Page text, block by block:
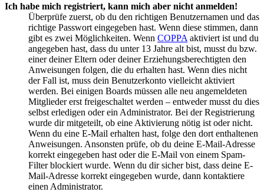
Ich habe mich registriert, kann mich aber nicht anmelden!
Überprüfe zuerst, ob du den richtigen Benutzernamen und das
richtige Passwort eingegeben hast. Wenn diese stimmen, dann
gibt es zwei Möglichkeiten. Wenn COPPA aktiviert ist und du
angegeben hast, dass du unter 13 Jahre alt bist, musst du bzw.
einer deiner Eltern oder deiner Erziehungsberechtigten den
Anweisungen folgen, die du erhalten hast. Wenn dies nicht
der Fall ist, muss dein Benutzerkonto vielleicht aktiviert
werden. Bei einigen Boards müssen alle neu angemeldeten
Mitglieder erst freigeschaltet werden – entweder musst du dies
selbst erledigen oder ein Administrator. Bei der Registrierung
wurde dir mitgeteilt, ob eine Aktivierung nötig ist oder nicht.
Wenn du eine E-Mail erhalten hast, folge den dort enthaltenen
Anweisungen. Ansonsten prüfe, ob du deine E-Mail-Adresse
korrekt eingegeben hast oder die E-Mail von einem Spam-
Filter blockiert wurde. Wenn du dir sicher bist, dass deine E-
Mail-Adresse korrekt eingegeben wurde, dann kontaktiere
einen Administrator.